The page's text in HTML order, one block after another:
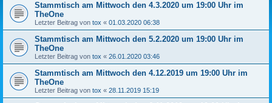
Stammtisch am Mittwoch den 4.3.2020 um 19:00 Uhr im
TheOne
Letzter Beitrag von tox « 01.03.2020 06:38
Stammtisch am Mittwoch den 5.2.2020 um 19:00 Uhr im
TheOne
Letzter Beitrag von tox « 26.01.2020 03:46
Stammtisch am Mittwoch den 4.12.2019 um 19:00 Uhr im
TheOne
Letzter Beitrag von tox « 28.11.2019 15:19